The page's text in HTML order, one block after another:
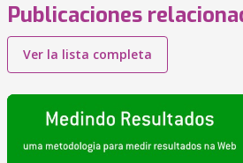
Publicaciones
Ver la lista completa